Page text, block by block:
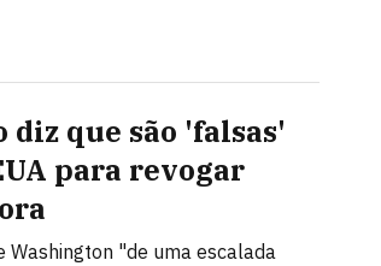
que são 'falsas'
para revogar
Washington "de uma escalada